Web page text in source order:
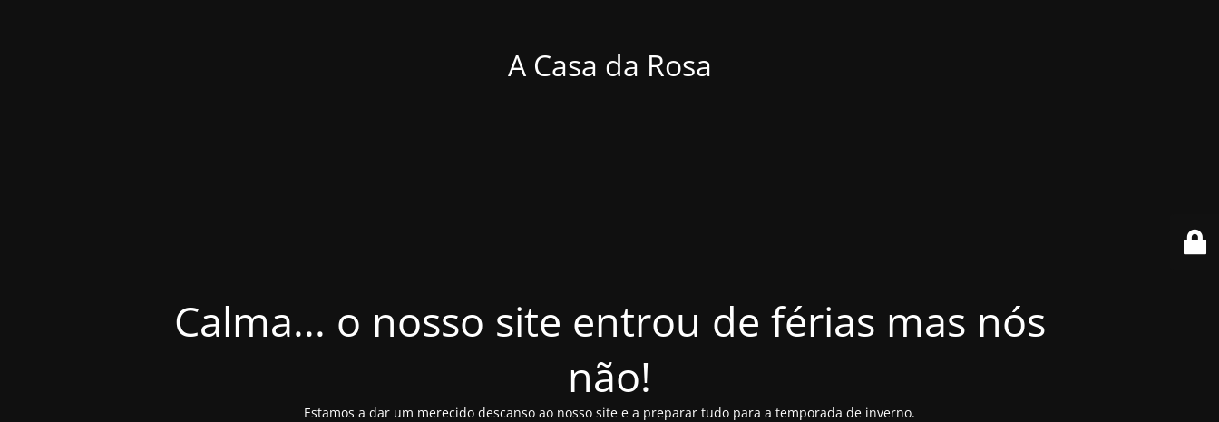
A Casa da Rosa
Calma... o nosso site entrou de férias mas nós
não!
Estamos a dar um merecido descanso ao nosso site e a preparar tudo para a temporada de inverno.